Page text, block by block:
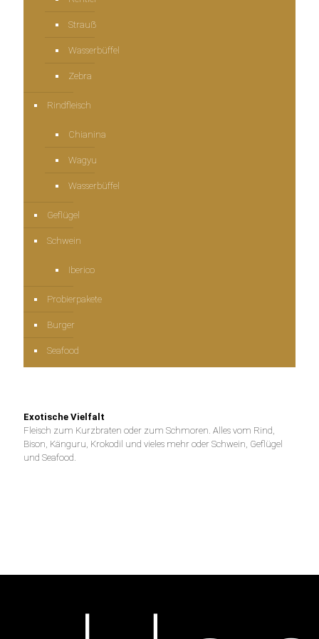
Strauẞ
Wasserbüffel
Zebra
Rindfleisch
Chianina
Wagyu
Wasserbüffel
Geflügel
Schwein
Iberico
Probierpakete
Burger
Seafood
Exotische Vielfalt
Fleisch zum Kurzbraten oder zum Schmoren. Alles vom Rind,
Bison, Känguru, Krokodil und vieles mehr oder Schwein, Geflügel
und Seafood.